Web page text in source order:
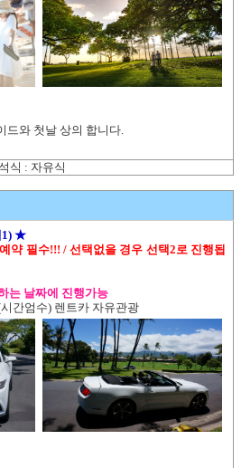
드와 첫날 상의 합니다.
식 : 자유식
1) ★
약 필수!!! / 선택없을 경우 선택2로 진행됩
는 날짜에 진행가능
간엄수) 렌트카 자유관광